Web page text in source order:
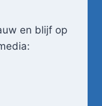
en blijf op